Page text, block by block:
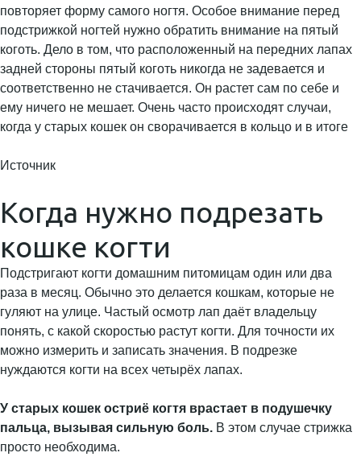
повторяет форму самого ногтя. Особое внимание перед
подстрижкой ногтей нужно обратить внимание на пятый
коготь. Дело в том, что расположенный на передних лапах
задней стороны пятый коготь никогда не задевается и
соответственно не стачивается. Он растет сам по себе и
ему ничего не мешает. Очень часто происходят случаи,
когда у старых кошек он сворачивается в кольцо и в итоге
Источник
Когда нужно подрезать
кошке когти
Подстригают когти домашним питомицам один или два
раза в месяц. Обычно это делается кошкам, которые не
гуляют на улице. Частый осмотр лап даёт владельцу
понять, с какой скоростью растут когти. Для точности их
можно измерить и записать значения. В подрезке
нуждаются когти на всех четырёх лапах.
У старых кошек остриё когтя врастает в подушечку
пальца, вызывая сильную боль. В этом случае стрижка
просто необходима.